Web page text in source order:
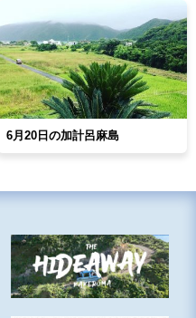
6月20日の加計呂麻島